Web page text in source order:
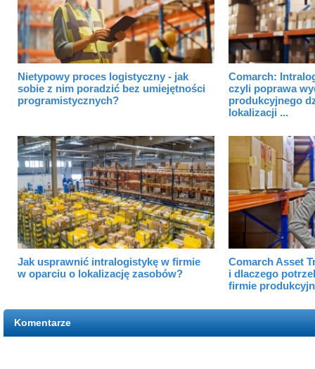
Nietypowy proces logistyczny - jak
sobie z nim poradzić bez umiejętności
programistycznych?
Comarch:
czyli poprawa
produkcyjnego
lokalizacji ...
Jak usprawnić intralogistykę w firmie
w oparciu o lokalizację zasobów?
Comarch Asset
i dlaczego
firmie
Komentarze